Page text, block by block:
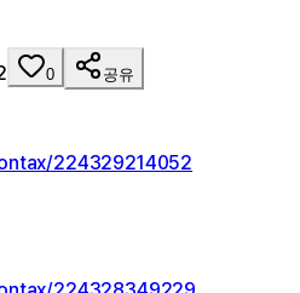
0 공유
224329214052